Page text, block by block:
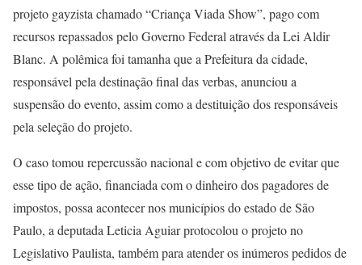
projeto gayzista chamado “Criança Viada Show”, pago com
recursos repassados pelo Governo Federal através da Lei Aldir
Blanc. A polêmica foi tamanha que a Prefeitura da cidade,
responsável pela destinação final das verbas, anunciou a
suspensão do evento, assim como a destituição dos responsáveis
pela seleção do projeto.
O caso tomou repercussão nacional e com objetivo de evitar que
esse tipo de ação, financiada com o dinheiro dos pagadores de
impostos, possa acontecer nos municípios do estado de São
Paulo, a deputada Leticia Aguiar protocolou o projeto no
Legislativo Paulista, também para atender os inúmeros pedidos de